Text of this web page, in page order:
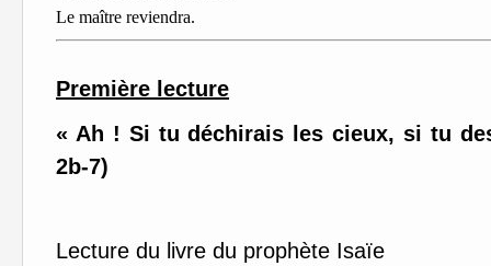
Le maître reviendra.
Première lecture
« Ah ! Si tu déchirais les cieux, si tu
2b-7)
Lecture du livre du prophète Isaïe